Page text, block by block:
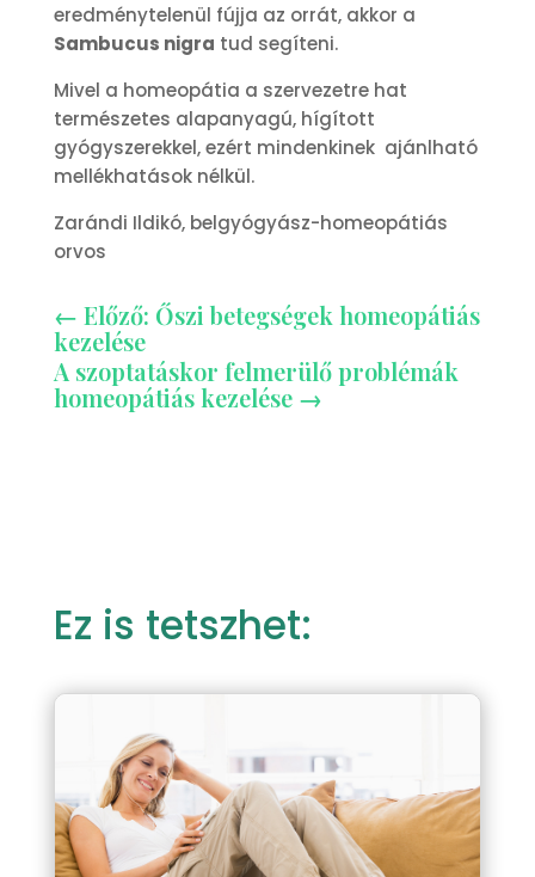
eredménytelenül fújja az orrát, akkor a
Sambucus nigra tud segíteni.
Mivel a homeopátia a szervezetre hat
természetes alapanyagú, hígított
gyógyszerekkel, ezért mindenkinek ajánlható
mellékhatások nélkül.
Zarándi Ildikó, belgyógyász-homeopátiás
orvos
← Előző: Őszi betegségek homeopátiás
kezelése
A szoptatáskor felmerülő problémák
homeopátiás kezelése→
Ez is tetszhet: